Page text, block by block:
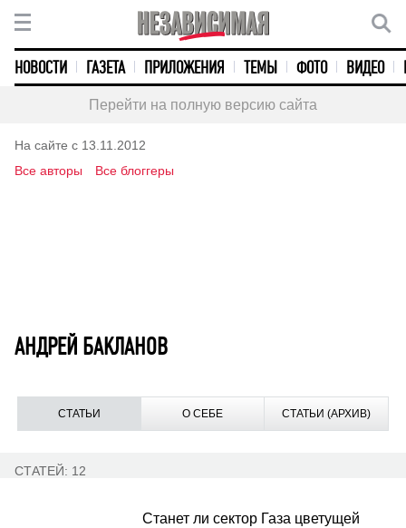
НОВОСТИ ГАЗЕТА ПРИЛОЖЕНИЯ ТЕМЫ ФОТО ВИДЕО
Перейти на полную версию сайта
На сайте с 13.11.2012
Все авторы
Все блоггеры
АНДРЕЙ БАКЛАНОВ
СТАТЬИ О СЕБЕ СТАТЬИ (АРХИВ)
СТАТЕЙ: 12
Станет ли сектор Газа цветущей